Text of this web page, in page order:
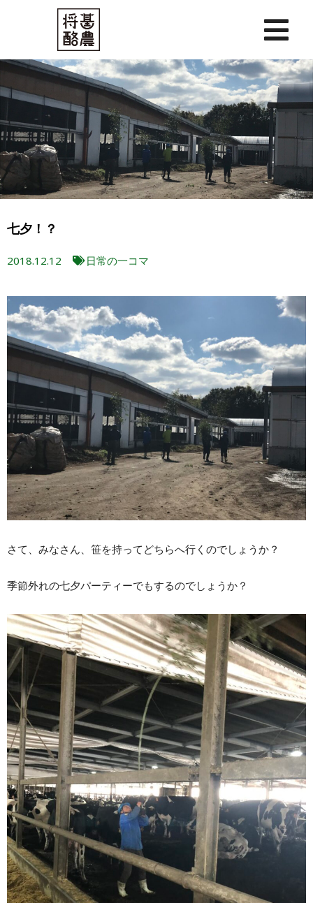
ッ
プ
七夕！？
2018.12.12 日常の一コマ
さて、みなさん、笹を持ってどちらへ行くのでしょうか？
季節外れの七夕パーティーでもするのでしょうか？